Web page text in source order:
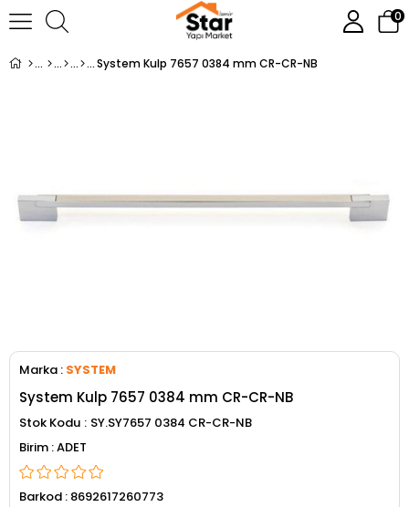
0
System Kulp 7657 0384 mm CR-CR-NB
Marka : SYSTEM
System Kulp 7657 0384 mm CR-CR-NB
Stok Kodu
SY.SY7657 0384 CR-CR-NB
ADET
Barkod : 8692617260773